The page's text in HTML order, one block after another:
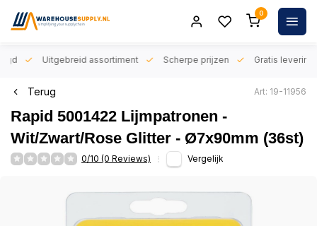
0
Uitgebreid assortiment Scherpe prijzen Gratis levering
Terug Art: 19-11956
Rapid 5001422 Lijmpatronen -
Wit/Zwart/Rose Glitter - Ø7x90mm (36st)
0/10 (0 Reviews) Vergelijk